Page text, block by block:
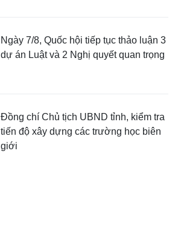
Ngày 7/8, Quốc hội tiếp tục thảo luận 3
dự án Luật và 2 Nghị quyết quan trọng
Đồng chí Chủ tịch UBND tỉnh, kiểm tra
tiến độ xây dựng các trường học biên
giới